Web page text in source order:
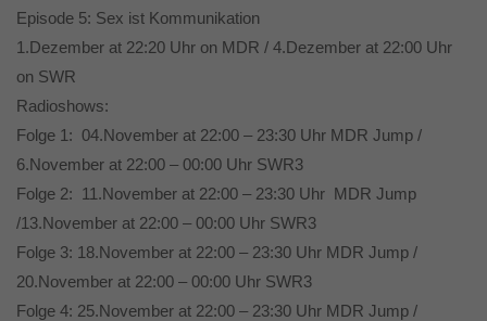
Episode 5: Sex ist Kommunikation
1.Dezember at 22:20 Uhr on MDR / 4.Dezember at 22:00 Uhr
on SWR
Radioshows:
Folge 1: 04.November at 22:00 – 23:30 Uhr MDR Jump /
6.November at 22:00 – 00:00 Uhr SWR3
Folge 2: 11.November at 22:00 – 23:30 Uhr MDR Jump
/13.November at 22:00 – 00:00 Uhr SWR3
Folge 3: 18.November at 22:00 – 23:30 Uhr MDR Jump /
20.November at 22:00 – 00:00 Uhr SWR3
Folge 4: 25.November at 22:00 – 23:30 Uhr MDR Jump /
Wir verwenden Cookies und andere Technologien auf unserer
Website. Einige von ihnen sind essenziell, während andere uns
helfen, diese Website und Ihre Erfahrung zu verbessern.
Adressen), z. B. für personalisierte Anzeigen und Inhalte oder
Anzeigen- und Inhaltsmessung. Weitere Informationen über die
Verwendung Ihrer Daten finden Sie in unserer
Datenschutzerklärung
Hier finden Sie eine Übersicht über alle verwendeten Cookies. Sie
weitere Informationen anzeigen lassen und so nur bestimmte
Cookies auswählen.
Alle akzeptieren Speichern